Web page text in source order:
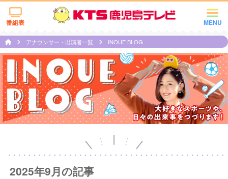
MENU
番組表
アナウンサー・出演者一覧 INOUE BLOG
2025年9月の記事